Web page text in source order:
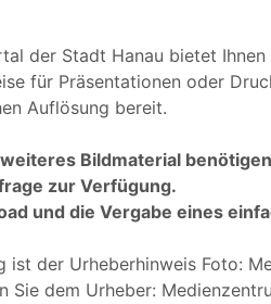
der Stadt Hanau bietet
für Präsentationen oder
Auflösung bereit.
Bildmaterial
zur Verfügung.
und die Vergabe eines
ist der Urheberhinweis Foto:
Sie dem Urheber: